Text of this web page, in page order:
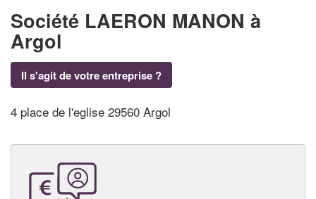
Société LAERON MANON à
Argol
Il s'agit de votre entreprise ?
4 place de l'eglise 29560 Argol